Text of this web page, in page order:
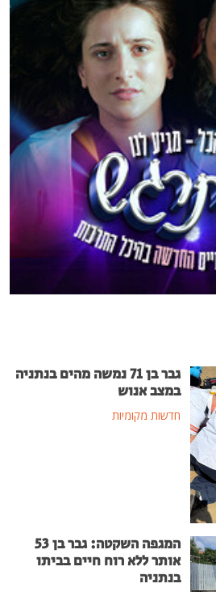
גבר בן 71 נמשה מהים בנתניה
במצב אנוש
חדשות מקומיות
המגפה השקטה: גבר בן 53
אותר ללא רוח חיים בביתו
בנתניה